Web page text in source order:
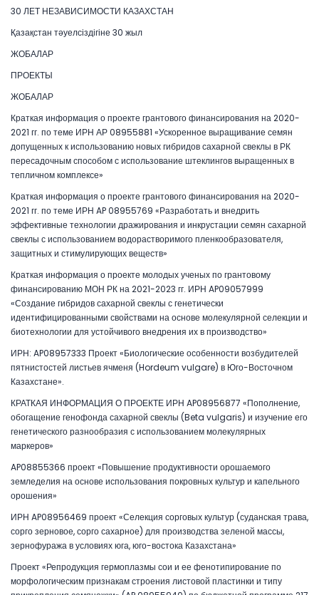
30 ЛЕТ НЕЗАВИСИМОСТИ КАЗАХСТАН
Қазақстан тәуелсіздігіне 30 жыл
ЖОБАЛАР
ПРОЕКТЫ
ЖОБАЛАР
Краткая информация о проекте грантового финансирования на 2020-
2021 гг. по теме ИРН АР 08955881 «Ускоренное выращивание семян
допущенных к использованию новых гибридов сахарной свеклы в РК
пересадочным способом с использование штеклингов выращенных в
тепличном комплексе»
Краткая информация о проекте грантового финансирования на 2020-
2021 гг. по теме ИРН AP 08955769 «Разработать и внедрить
эффективные технологии дражирования и инкрустации семян сахарной
свеклы с использованием водорастворимого пленкообразователя,
защитных и стимулирующих веществ»
Краткая информация о проекте молодых ученых по грантовому
финансированию МОН РК на 2021-2023 гг. ИРН AP09057999
«Создание гибридов сахарной свеклы с генетически
идентифицированными свойствами на основе молекулярной селекции и
биотехнологии для устойчивого внедрения их в производство»
ИРН: AP08957333 Проект «Биологические особенности возбудителей
пятнистостей листьев ячменя (Hordeum vulgare) в Юго-Восточном
Казахстане».
КРАТКАЯ ИНФОРМАЦИЯ О ПРОЕКТЕ ИРН AP08956877 «Пополнение,
обогащение генофонда сахарной свеклы (Beta vulgaris) и изучение его
генетического разнообразия с использованием молекулярных
маркеров»
AP08855366 проект «Повышение продуктивности орошаемого
земледелия на основе использования покровных культур и капельного
орошения»
ИРН AP08956469 проект «Селекция сорговых культур (суданская трава,
сорго зерновое, сорго сахарное) для производства зеленой массы,
зернофуража в условиях юга, юго-востока Казахстана»
Проект «Репродукция гермоплазмы сои и ее фенотипирование по
морфологическим признакам строения листовой пластинки и типу